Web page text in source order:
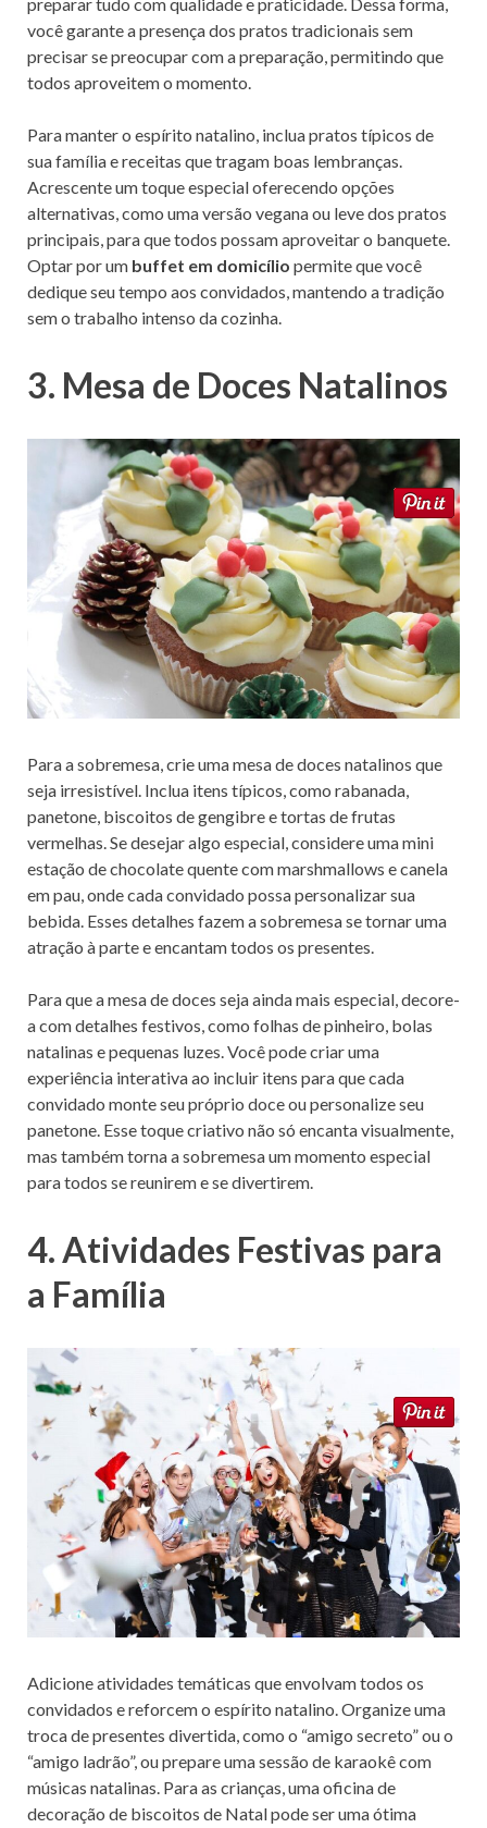
você garante a presença dos pratos tradicionais sem
precisar se preocupar com a preparação, permitindo que
todos aproveitem o momento.
Para manter o espírito natalino, inclua pratos típicos de
sua família e receitas que tragam boas lembranças.
Acrescente um toque especial oferecendo opções
alternativas, como uma versão vegana ou leve dos pratos
principais, para que todos possam aproveitar o banquete.
Optar por um buffet em domicílio permite que você
dedique seu tempo aos convidados, mantendo a tradição
sem o trabalho intenso da cozinha.
3. Mesa de Doces Natalinos
Para a sobremesa, crie uma mesa de doces natalinos que
seja irresistível. Inclua itens típicos, como rabanada,
panetone, biscoitos de gengibre e tortas de frutas
vermelhas. Se desejar algo especial, considere uma mini
estação de chocolate quente com marshmallows e canela
em pau, onde cada convidado possa personalizar sua
bebida. Esses detalhes fazem a sobremesa se tornar uma
atração à parte e encantam todos os presentes.
Para que a mesa de doces seja ainda mais especial, decore-
a com detalhes festivos, como folhas de pinheiro, bolas
natalinas e pequenas luzes. Você pode criar uma
experiência interativa ao incluir itens para que cada
convidado monte seu próprio doce ou personalize seu
panetone. Esse toque criativo não só encanta visualmente,
mas também torna a sobremesa um momento especial
para todos se reunirem e se divertirem.
4. Atividades Festivas para
a Família
Adicione atividades temáticas que envolvam todos os
convidados e reforcem o espírito natalino. Organize uma
troca de presentes divertida, como o “amigo secreto” ou o
“amigo ladrão”, ou prepare uma sessão de karaokê com
músicas natalinas. Para as crianças, uma oficina de
decoração de biscoitos de Natal pode ser uma ótima